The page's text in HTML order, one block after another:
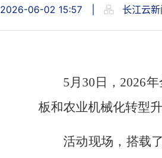
2026-06-02 15:57 长江云新
5月30日，2026
板和农业机械化转型
活动现场，搭载